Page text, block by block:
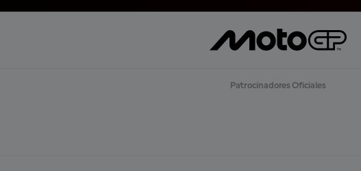
Patrocinadores Oficiales